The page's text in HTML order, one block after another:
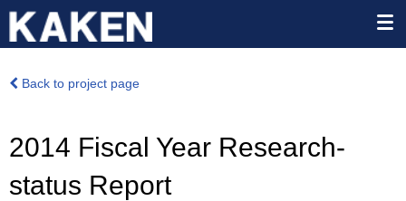
Back to project page
2014 Fiscal Year Research-
status Report